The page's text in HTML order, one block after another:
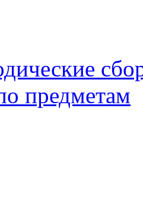
предметам